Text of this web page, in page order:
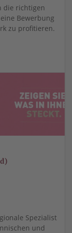
die richtigen
Bewerbung
zu profitieren.
Spezialist
und